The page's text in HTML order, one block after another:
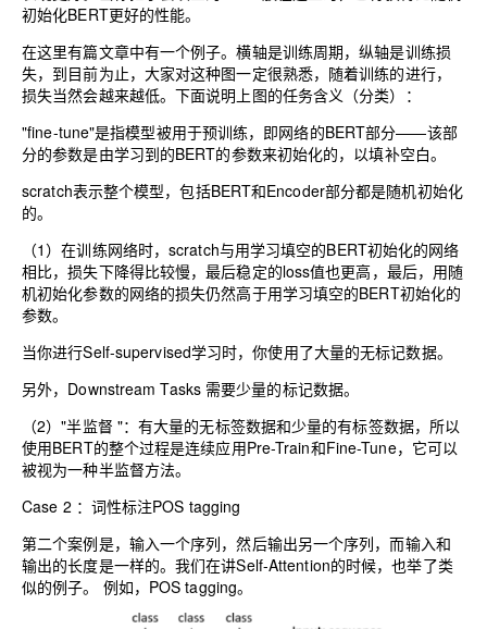
初始化BERT更好的性能。
在这里有篇文章中有一个例子。横轴是训练周期，纵轴是训练损
失，到目前为止，大家对这种图一定很熟悉，随着训练的进行，
损失当然会越来越低。下面说明上图的任务含义（分类）：
"fine-tune"是指模型被用于预训练，即网络的BERT部分——该部
分的参数是由学习到的BERT的参数来初始化的，以填补空白。
scratch表示整个模型，包括BERT和Encoder部分都是随机初始化
的。
（1）在训练网络时，scratch与用学习填空的BERT初始化的网络
相比，损失下降得比较慢，最后稳定的loss值也更高，最后，用随
机初始化参数的网络的损失仍然高于用学习填空的BERT初始化的
参数。
当你进行Self-supervised学习时，你使用了大量的无标记数据。
另外，Downstream Tasks 需要少量的标记数据。
（2）"半监督 "：有大量的无标签数据和少量的有标签数据，所以
使用BERT的整个过程是连续应用Pre-Train和Fine-Tune，它可以
被视为一种半监督方法。
Case 2 ：词性标注POS tagging
第二个案例是，输入一个序列，然后输出另一个序列，而输入和
输出的长度是一样的。我们在讲Self-Attention的时候，也举了类
似的例子。 例如，POS tagging。